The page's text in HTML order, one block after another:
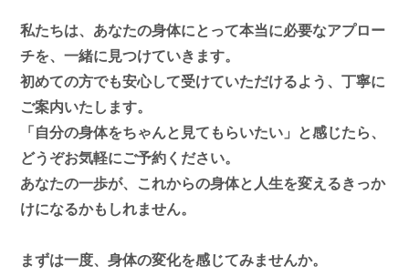
私たちは、 あなたの身体にとって本当に必要なアプロー
チを、一緒に見つけていきます。
初めての方でも安心して受けていただけるよう、丁寧に
ご案内いたします。
「自分の身体をちゃんと見てもらいたい」と感じたら、
どうぞお気軽にご予約ください。
あなたの一歩が、 これからの身体と人生を変えるきっか
けになるかもしれません。
まずは一度、身体の変化を感じてみませんか。